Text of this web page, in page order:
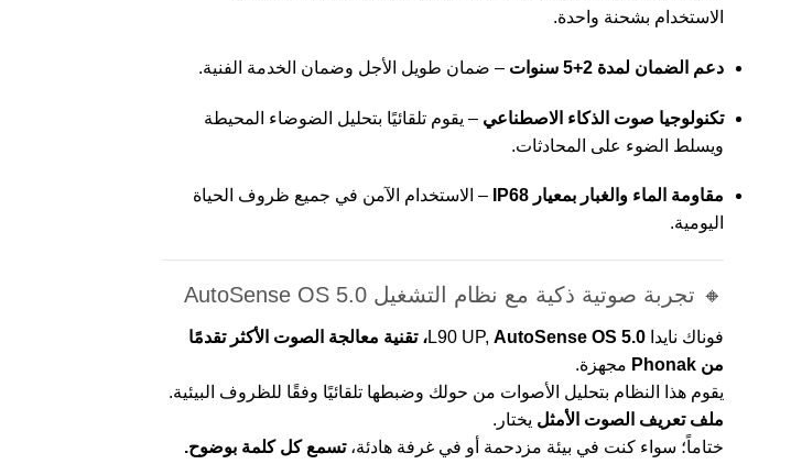
الاستخدام بشحنة واحدة.
دعم الضمان لمدة 2+5 سنوات – ضمان طويل الأجل وضمان الخدمة الفنية.
تكنولوجيا صوت الذكاء الاصطناعي – يقوم تلقائيًا بتحليل الضوضاء المحيطة
ويسلط الضوء على المحادثات.
مقاومة الماء والغبار بمعيار IP68
– الاستخدام الآمن في جميع ظروف الحياة
اليومية.
🔸 تجربة صوتية ذكية مع نظام التشغيل AutoSense OS 5.0
فوناك نايدا L90 UP,
AutoSense OS 5.0، تقنية معالجة الصوت الأكثر تقدمًا
من Phonak
مجهزة.
يقوم هذا النظام بتحليل الأصوات من حولك وضبطها تلقائيًا وفقًا للظروف البيئية.
ملف تعريف الصوت الأمثل يختار.
ختاماً؛ سواء كنت في بيئة مزدحمة أو في غرفة هادئة،تسمع كل كلمة بوضوح.